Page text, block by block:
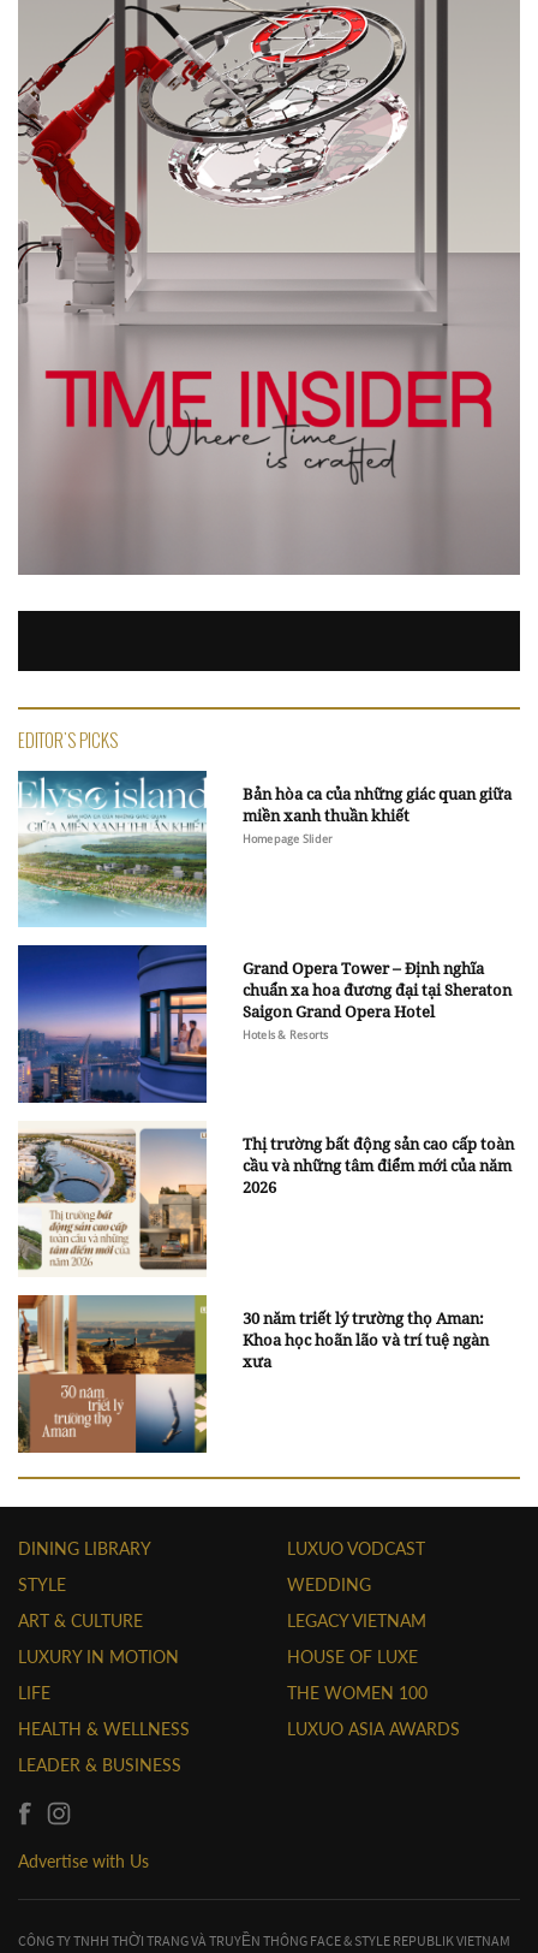
EDITOR'S PICKS
Bản hòa ca của những giác quan giữa
miền xanh thuần khiết
Homepage Slider
Grand Opera Tower – Định nghĩa
chuẩn xa hoa đương đại tại Sheraton
Saigon Grand Opera Hotel
Hotels & Resorts
Thị trường bất động sản cao cấp toàn
cầu và những tâm điểm mới của năm
2026
30 năm triết lý trường thọ Aman:
Khoa học hoãn lão và trí tuệ ngàn
xưa
DINING LIBRARY
STYLE
ART & CULTURE
LUXURY IN MOTION
LIFE
HEALTH & WELLNESS
LEADER & BUSINESS
LUXUO VODCAST
WEDDING
LEGACY VIETNAM
HOUSE OF LUXE
THE WOMEN 100
LUXUO ASIA AWARDS
Advertise with Us
CÔNG TY TNHH THỜI TRANG VÀ TRUYỀN THÔNG FACE & STYLE REPUBLIK VIETNAM